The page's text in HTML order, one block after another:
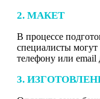
2. МАКЕТ
В процессе
специалисты могут
телефону или email
3.